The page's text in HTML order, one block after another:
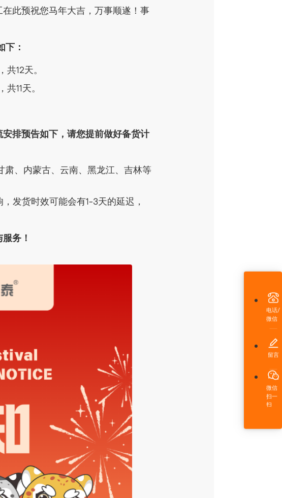
此预祝您马年大吉，万事顺遂！事
：
12天。
11天。
排预告如下，请您提前做好备货计
、内蒙古、云南、黑龙江、吉林等
发货时效可能会有1-3天的延迟，
务！
电话/
微信
留言
微信
扫一
扫